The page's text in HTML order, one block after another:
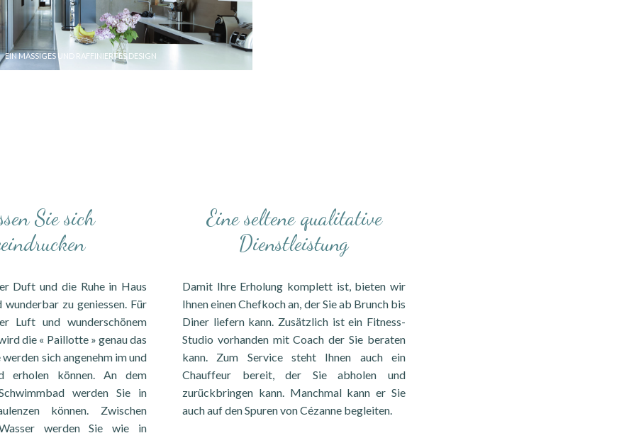
EIN MÄSSIGES UND RAFFINIERTES DESIGN
Sie sich
Duft und die Ruhe in Haus
wunderbar zu geniessen. Für
Luft und wunderschönem
die « Paillotte » genau das
sich angenehm im und
erholen können. An dem
werden Sie in
können. Zwischen
werden Sie wie in
Eine seltene qualitative
Dienstleistung
Damit Ihre Erholung komplett ist, bieten wir
Ihnen einen Chefkoch an, der Sie ab Brunch bis
Diner liefern kann. Zusätzlich ist ein Fitness-
Studio vorhanden mit Coach der Sie beraten
kann. Zum Service steht Ihnen auch ein
Chauffeur bereit, der Sie abholen und
zurückbringen kann. Manchmal kann er Sie
auch auf den Spuren von Cézanne begleiten.